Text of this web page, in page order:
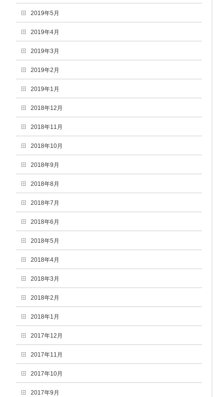
2019年5月
2019年4月
2019年3月
2019年2月
2019年1月
2018年12月
2018年11月
2018年10月
2018年9月
2018年8月
2018年7月
2018年6月
2018年5月
2018年4月
2018年3月
2018年2月
2018年1月
2017年12月
2017年11月
2017年10月
2017年9月